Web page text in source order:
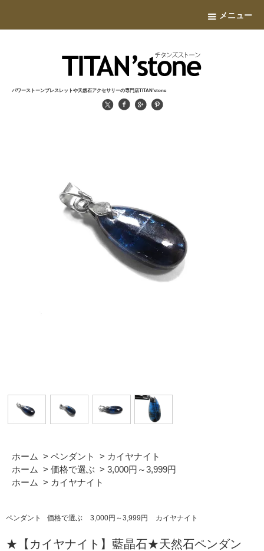
メニュー
パワーストーンブレスレットや天然石アクセサリーの専門店TITAN'stone
ホーム > ペンダント > カイヤナイト
ホーム > 価格で選ぶ > 3,000円～3,999円
ホーム > カイヤナイト
ペンダント 価格で選ぶ 3,000円～3,999円 カイヤナイト
★【カイヤナイト】藍晶石★天然石ペンダン